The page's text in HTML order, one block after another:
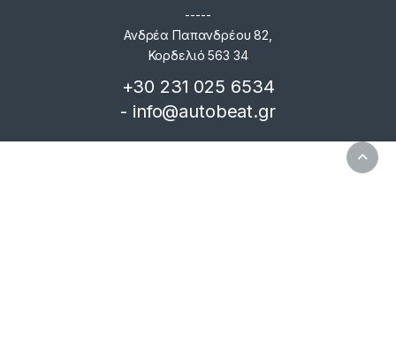
-----
Ανδρέα Παπανδρέου 82,
Κορδελιό 563 34
+30 231 025 6534
- info@autobeat.gr